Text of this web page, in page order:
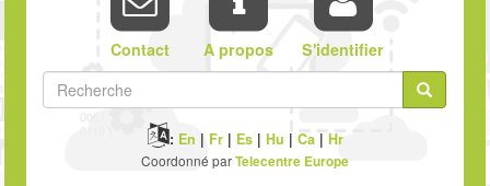
Contact A propos S'identifier
Formulaire
recherche
: En | Fr| Es| Hu | Ca| Hr
Coordonné parTelecentre Europe